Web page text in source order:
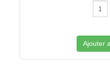
Ajouter